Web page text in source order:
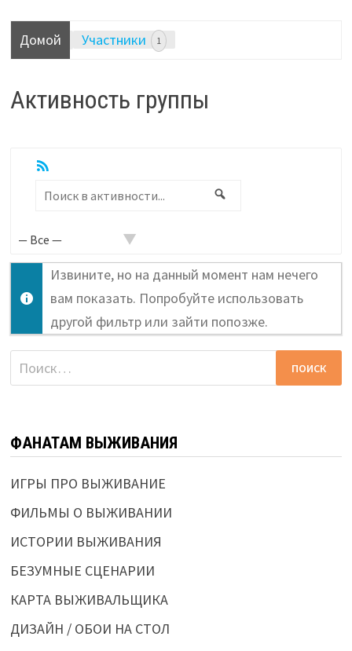
Домой Участники 1
Активность группы
RSS
Поиск
активности...
Извините, но на данный момент нам нечего
вам показать. Попробуйте использовать
другой фильтр или зайти попозже.
Найти:
ФАНАТАМ ВЫЖИВАНИЯ
ИГРЫ ПРО ВЫЖИВАНИЕ
ФИЛЬМЫ О ВЫЖИВАНИИ
ИСТОРИИ ВЫЖИВАНИЯ
БЕЗУМНЫЕ СЦЕНАРИИ
КАРТА ВЫЖИВАЛЬЩИКА
ДИЗАЙН / ОБОИ НА СТОЛ